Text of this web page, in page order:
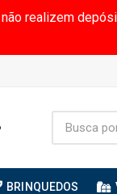
não realizem
BRINQUEDOS